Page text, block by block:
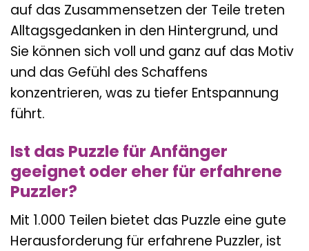
auf das Zusammensetzen der Teile treten
Alltagsgedanken in den Hintergrund, und
Sie können sich voll und ganz auf das Motiv
und das Gefühl des Schaffens
konzentrieren, was zu tiefer Entspannung
führt.
Ist das Puzzle für Anfänger
geeignet oder eher für erfahrene
Puzzler?
Mit 1.000 Teilen bietet das Puzzle eine gute
Herausforderung für erfahrene Puzzler, ist